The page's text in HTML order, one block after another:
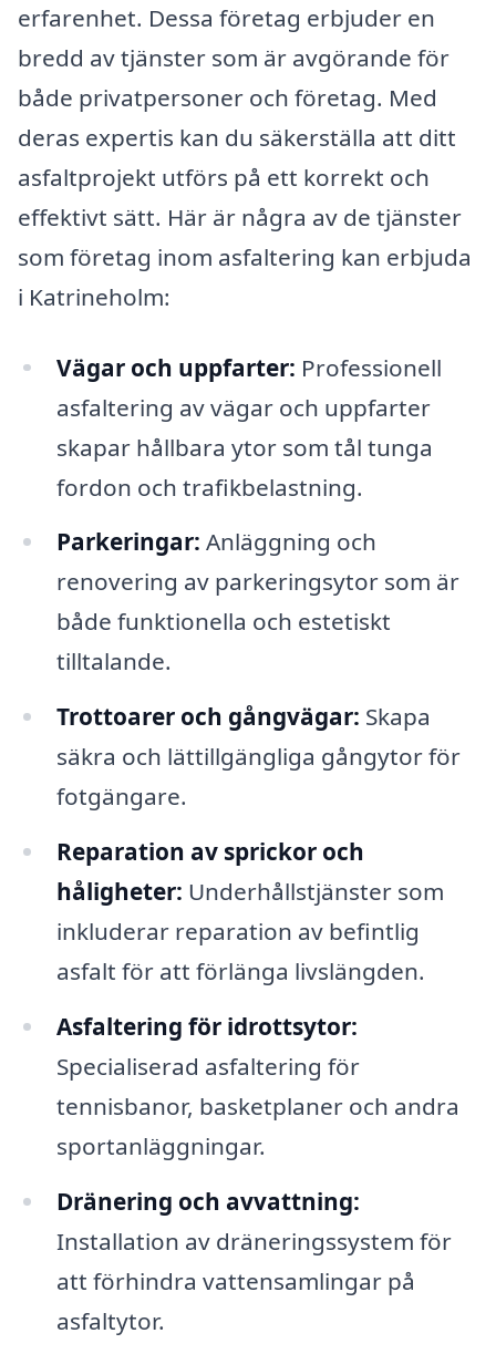
erfarenhet. Dessa företag erbjuder en
bredd av tjänster som är avgörande för
både privatpersoner och företag. Med
deras expertis kan du säkerställa att ditt
asfaltprojekt utförs på ett korrekt och
effektivt sätt. Här är några av de tjänster
som företag inom asfaltering kan erbjuda
i Katrineholm:
Vägar och uppfarter: Professionell
asfaltering av vägar och uppfarter
skapar hållbara ytor som tål tunga
fordon och trafikbelastning.
Parkeringar: Anläggning och
renovering av parkeringsytor som är
både funktionella och estetiskt
tilltalande.
Trottoarer och gångvägar: Skapa
säkra och lättillgängliga gångytor för
fotgängare.
Reparation av sprickor och
håligheter: Underhållstjänster som
inkluderar reparation av befintlig
asfalt för att förlänga livslängden.
Asfaltering för idrottsytor:
Specialiserad asfaltering för
tennisbanor, basketplaner och andra
sportanläggningar.
Dränering och avvattning:
Installation av dräneringssystem för
att förhindra vattensamlingar på
asfaltytor.